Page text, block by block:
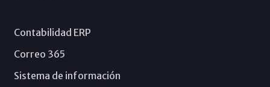
Contabilidad ERP
Correo 365
Sistema de información